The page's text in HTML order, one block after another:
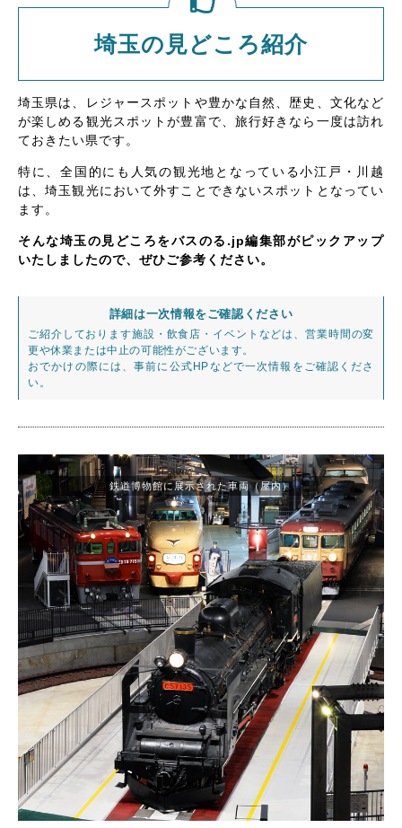
埼玉の見どころ紹介
埼玉県は、レジャースポットや豊かな自然、歴史、文化など
が楽しめる観光スポットが豊富で、旅行好きなら一度は訪れ
ておきたい県です。
特に、全国的にも人気の観光地となっている小江戸・川越
は、埼玉観光において外すことできないスポットとなってい
ます。
そんな埼玉の見どころをバスのる.jp編集部がピックアップ
いたしましたので、ぜひご参考ください。
詳細は一次情報をご確認ください
ご紹介しております施設・飲食店・イベントなどは、営業時間の変
更や休業または中止の可能性がございます。
おでかけの際には、事前に公式HPなどで一次情報をご確認くださ
い。
鉄道博物館に展示された車両（屋内）